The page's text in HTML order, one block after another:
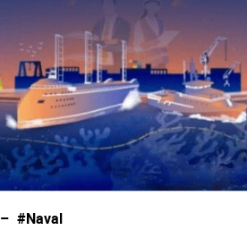
– #Naval